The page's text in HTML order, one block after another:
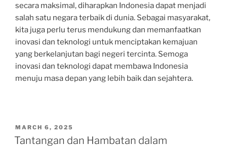
secara maksimal, diharapkan Indonesia dapat menjadi
salah satu negara terbaik di dunia. Sebagai masyarakat,
kita juga perlu terus mendukung dan memanfaatkan
inovasi dan teknologi untuk menciptakan kemajuan
yang berkelanjutan bagi negeri tercinta. Semoga
inovasi dan teknologi dapat membawa Indonesia
menuju masa depan yang lebih baik dan sejahtera.
POSTED
ON
MARCH 6, 2025
Tantangan dan Hambatan dalam